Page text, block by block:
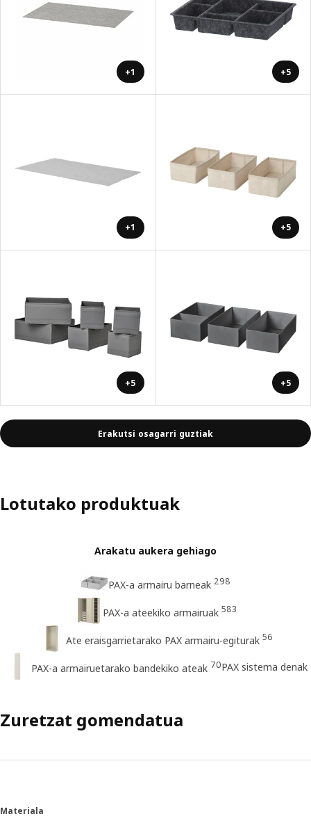
+1 +5
+1 +5
+5 +5
Erakutsi osagarri guztiak
Lotutako produktuak
Arakatu aukera gehiago
PAX-a armairu barneak 298
PAX-a ateekiko armairuak 583
Ate eraisgarrietarako PAX armairu-egiturak 56
PAX-a armairuetarako bandekiko ateak 70PAX sistema denak
Zuretzat gomendatua
Materiala